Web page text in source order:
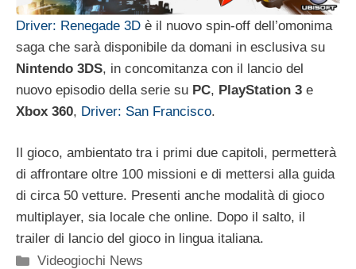
Driver: Renegade 3D è il nuovo spin-off dell’omonima
saga che sarà disponibile da domani in esclusiva su
Nintendo 3DS, in concomitanza con il lancio del
nuovo episodio della serie su PC, PlayStation 3 e
Xbox 360, Driver: San Francisco.
Il gioco, ambientato tra i primi due capitoli, permetterà
di affrontare oltre 100 missioni e di mettersi alla guida
di circa 50 vetture. Presenti anche modalità di gioco
multiplayer, sia locale che online. Dopo il salto, il
trailer di lancio del gioco in lingua italiana.
Categorie
Videogiochi News